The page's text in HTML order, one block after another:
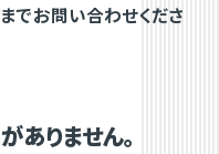
でお問い合わせくださ
ありません。